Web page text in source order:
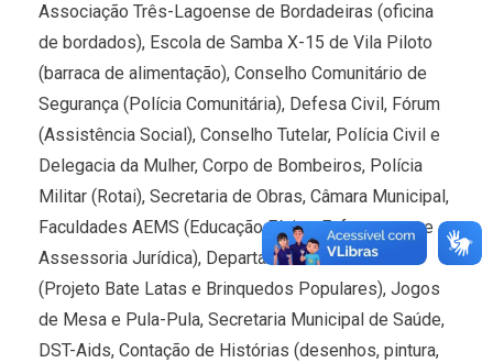
Associação Três-Lagoense de Bordadeiras (oficina
de bordados), Escola de Samba X-15 de Vila Piloto
(barraca de alimentação), Conselho Comunitário de
Segurança (Polícia Comunitária), Defesa Civil, Fórum
(Assistência Social), Conselho Tutelar, Polícia Civil e
Delegacia da Mulher, Corpo de Bombeiros, Polícia
Militar (Rotai), Secretaria de Obras, Câmara Municipal,
Faculdades AEMS (Educação Física, Enfermagem e
Assessoria Jurídica), Departamento de Cultura
(Projeto Bate Latas e Brinquedos Populares), Jogos
de Mesa e Pula-Pula, Secretaria Municipal de Saúde,
DST-Aids, Contação de Histórias (desenhos, pintura,